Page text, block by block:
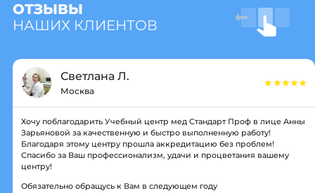
ОТЗЫВЫ
НАШИХ КЛИЕНТОВ
Светлана Л.
Москва
Хочу поблагодарить Учебный центр мед Стандарт Проф в лице Анны
Зарьяновой за качественную и быстро выполненную работу!
Благодаря этому центру прошла аккредитацию без проблем!
Спасибо за Ваш профессионализм, удачи и процветания вашему
центру!
Обязательно обращусь к Вам в следующем году